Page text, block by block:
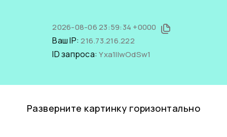
2026-08-06 23:59:34 +0000
Ваш IP:216.73.216.222
ID запроса:Yxa1IIwOdSw1
Разверните картинку горизонтально